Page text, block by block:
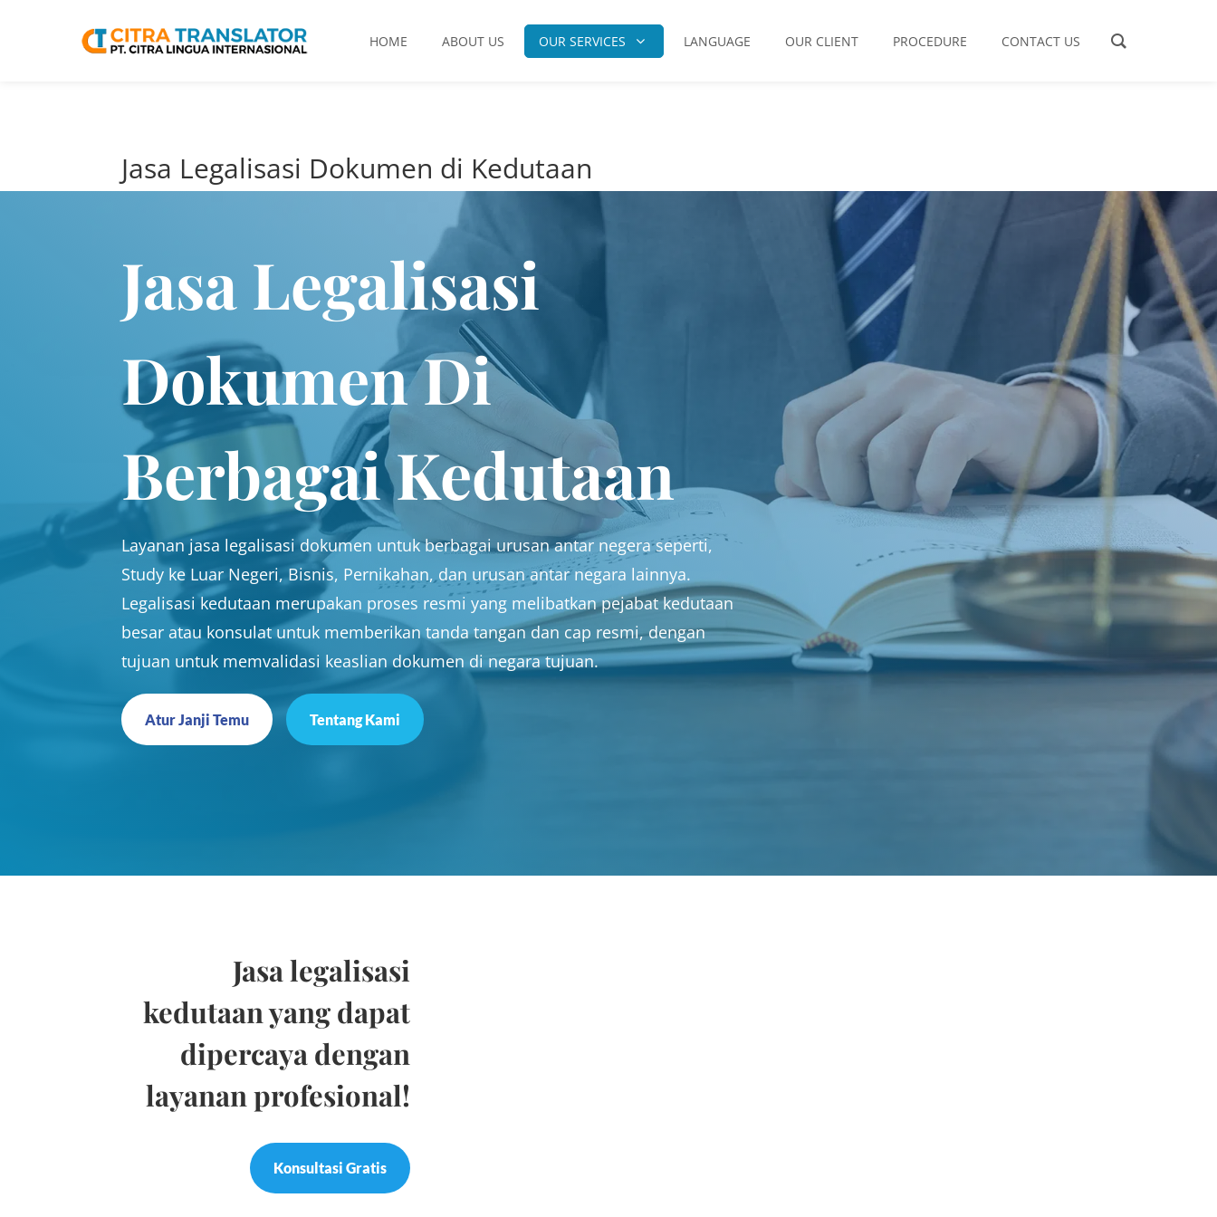
HOME ABOUT US OUR SERVICES LANGUAGE OUR CLIENT PROCEDURE CONTACT US
Jasa Legalisasi Dokumen di Kedutaan
Jasa Legalisasi
Dokumen Di
Berbagai Kedutaan
Layanan jasa legalisasi dokumen untuk berbagai urusan antar negera seperti,
Study ke Luar Negeri, Bisnis, Pernikahan, dan urusan antar negara lainnya.
Legalisasi kedutaan merupakan proses resmi yang melibatkan pejabat kedutaan
besar atau konsulat untuk memberikan tanda tangan dan cap resmi, dengan
tujuan untuk memvalidasi keaslian dokumen di negara tujuan.
Atur Janji Temu Tentang Kami
Jasa legalisasi
kedutaan yang dapat
dipercaya dengan
layanan profesional!
Konsultasi Gratis